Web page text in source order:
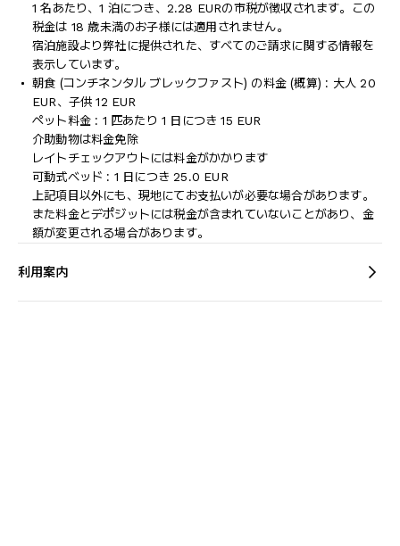
1 名あたり、1 泊につき、2.28 EURの市税が徴収されます。この
税金は 18 歳未満のお子様には適用されません。
宿泊施設より弊社に提供された、すべてのご請求に関する情報を
表示しています。
朝食 (コンチネンタル ブレックファスト) の料金 (概算) : 大人 20
EUR、子供 12 EUR
ペット料金 : 1 匹あたり 1 日につき 15 EUR
介助動物は料金免除
レイトチェックアウトには料金がかかります
可動式ベッド : 1 日につき 25.0 EUR
上記項目以外にも、現地にてお支払いが必要な場合があります。
また料金とデポジットには税金が含まれていないことがあり、金
額が変更される場合があります。
利用案内